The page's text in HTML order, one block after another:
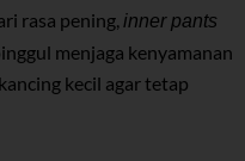
rasa pening, inner pants
menjaga kenyamanan
kecil agar tetap